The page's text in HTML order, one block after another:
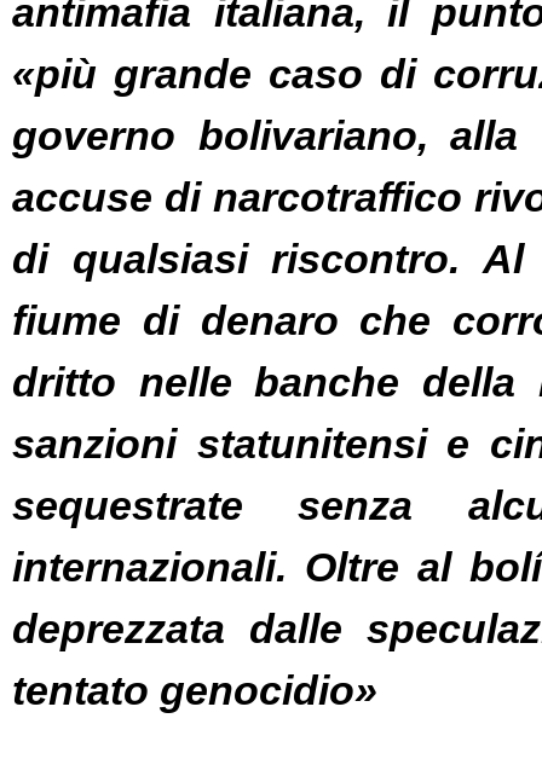
«più grande caso di
governo bolivariano,
accuse di narcotraffico
di qualsiasi riscontro.
fiume di denaro che
dritto nelle banche
sanzioni statunitensi e
sequestrate senza
internazionali. Oltre al bolí
deprezzata dalle
tentato genocidio»